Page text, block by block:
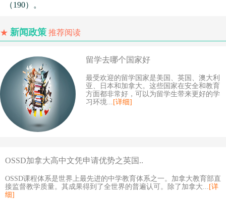
（190）。
★ 新闻政策 推荐阅读
留学去哪个国家好
最受欢迎的留学国家是美国、英国、澳大利
亚、日本和加拿大。这些国家在安全和教育
方面都非常好，可以为留学生带来更好的学
习环境... [详细]
OSSD加拿大高中文凭申请优势之英国..
OSSD课程体系是世界上最先进的中学教育体系之一。加拿大教育部直
接监督教学质量。其成果得到了全世界的普遍认可。除了加拿大... [详
细]